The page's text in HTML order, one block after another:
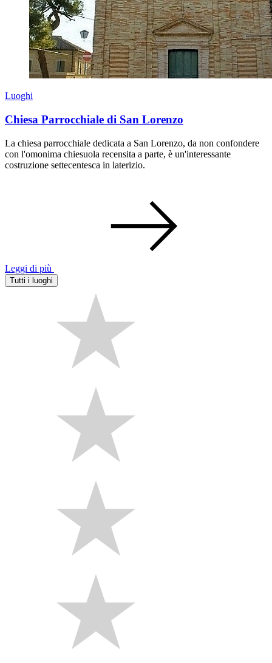
Luoghi
Chiesa Parrocchiale di San Lorenzo
La chiesa parrocchiale dedicata a San Lorenzo, da non confondere
con l'omonima chiesuola recensita a parte, è un'interessante
costruzione settecentesca in laterizio.
Leggi di più
Tutti i luoghi